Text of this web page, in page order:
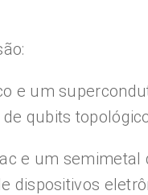
e um
qubits
e um
dispositivos